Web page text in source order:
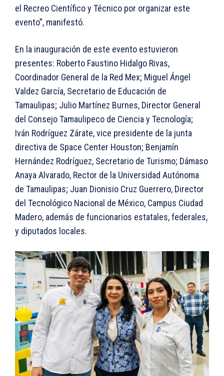
el Recreo Científico y Técnico por organizar este
evento”, manifestó.
En la inauguración de este evento estuvieron
presentes: Roberto Faustino Hidalgo Rivas,
Coordinador General de la Red Mex; Miguel Ángel
Valdez García, Secretario de Educación de
Tamaulipas; Julio Martínez Burnes, Director General
del Consejo Tamaulipeco de Ciencia y Tecnología;
Iván Rodríguez Zárate, vice presidente de la junta
directiva de Space Center Houston; Benjamín
Hernández Rodríguez, Secretario de Turismo; Dámaso
Anaya Alvarado, Rector de la Universidad Autónoma
de Tamaulipas; Juan Dionisio Cruz Guerrero, Director
del Tecnológico Nacional de México, Campus Ciudad
Madero, además de funcionarios estatales, federales,
y diputados locales.